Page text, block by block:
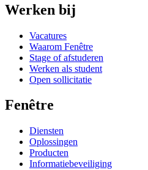
Werken bij
Vacatures
Waarom Fenêtre
Stage of afstuderen
Werken als student
Open sollicitatie
Fenêtre
Diensten
Oplossingen
Producten
Informatiebeveiliging